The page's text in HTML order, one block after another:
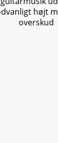
højt
overskud